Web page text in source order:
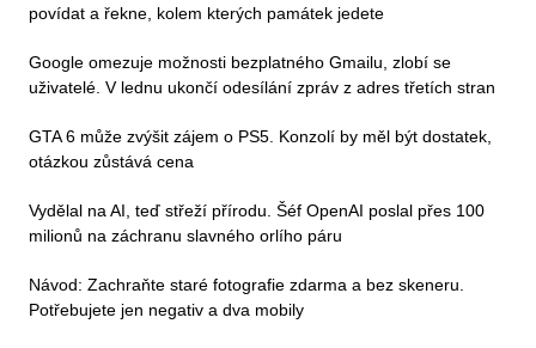
povídat a řekne, kolem kterých památek jedete
Google omezuje možnosti bezplatného Gmailu, zlobí se
uživatelé. V lednu ukončí odesílání zpráv z adres třetích stran
GTA 6 může zvýšit zájem o PS5. Konzolí by měl být dostatek,
otázkou zůstává cena
Vydělal na AI, teď střeží přírodu. Šéf OpenAI poslal přes 100
milionů na záchranu slavného orlího páru
Návod: Zachraňte staré fotografie zdarma a bez skeneru.
Potřebujete jen negativ a dva mobily